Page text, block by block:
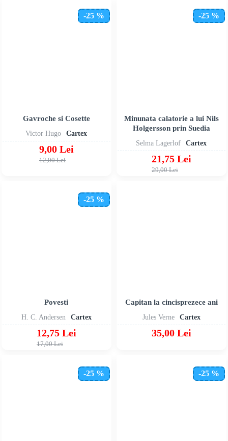
-25 %
Victor Hugo Cartex
Gavroche si Cosette
9,00 Lei
12,00 Lei
-25 %
Selma Lagerlof Cartex
Minunata calatorie a lui Nils
Holgersson prin Suedia
21,75 Lei
29,00 Lei
-25 %
H. C. Andersen Cartex
Povesti
12,75 Lei
17,00 Lei
Jules Verne Cartex
Capitan la cincisprezece ani
35,00 Lei
-25 % -25 %